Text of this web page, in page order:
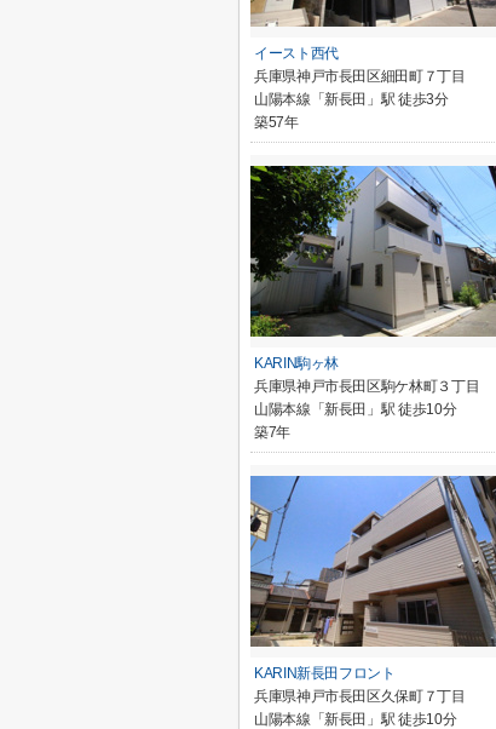
イースト西代
兵庫県神戸市長田区細田町７丁目
山陽本線「新長田」駅 徒歩3分
築57年
KARIN駒ヶ林
兵庫県神戸市長田区駒ケ林町３丁目
山陽本線「新長田」駅 徒歩10分
築7年
KARIN新長田フロント
兵庫県神戸市長田区久保町７丁目
山陽本線「新長田」駅 徒歩10分